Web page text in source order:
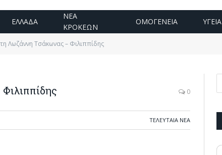
ΕΛΛΑΔΑ
ΝΕΑ
ΚΡΟΚΕΩΝ
ΟΜΟΓΕΝΕΙΑ ΥΓΕΙΑ
Λωζάννη Τσάκωνας – Φιλιππίδης
0
ΤΕΛΕΥΤΑΙΑ ΝΕΑ